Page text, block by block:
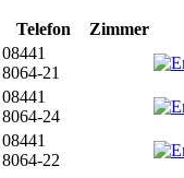
Telefon Zimmer
08441
8064-21
08441
8064-24
08441
8064-22